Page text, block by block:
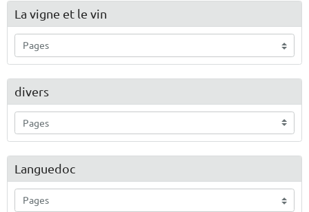
La vigne et le vin
divers
Languedoc